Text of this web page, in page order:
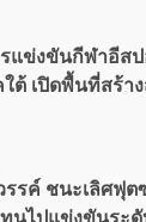
รแข่งขันกีฬาอี
ต้ เปิดพื้นที่สร้า
รรค์ ชนะเลิศฟุ